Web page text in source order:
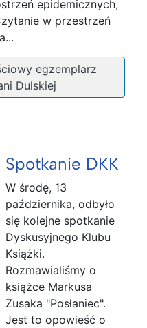
epidemicznych,
w przestrzeń
egzemplarz
Dulskiej
Spotkanie DKK
W środę, 13
października, odbyło
się kolejne spotkanie
Dyskusyjnego Klubu
Książki.
Rozmawialiśmy o
książce Markusa
Zusaka "Posłaniec".
Jest to opowieść o